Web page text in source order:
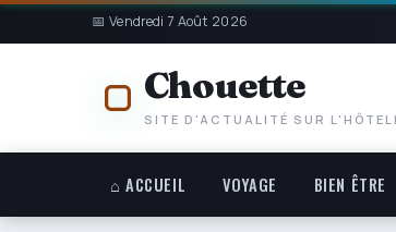
📅 Vendredi 7 Août 2026
Chouette
SITE D'ACTUALITÉ SUR
⌂ ACCUEIL VOYAGE BIEN ÊTRE